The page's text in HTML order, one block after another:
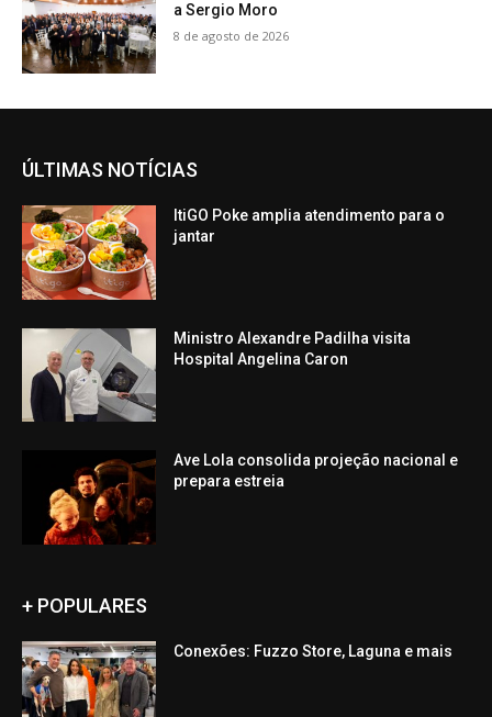
a Sergio Moro
8 de agosto de 2026
ÚLTIMAS NOTÍCIAS
ItiGO Poke amplia atendimento para o
jantar
Ministro Alexandre Padilha visita
Hospital Angelina Caron
Ave Lola consolida projeção nacional e
prepara estreia
+ POPULARES
Conexões: Fuzzo Store, Laguna e mais